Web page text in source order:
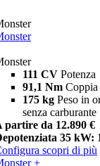
111 CV Potenza
91,1 Nm Coppia
175 kg Peso in
senza carburante
partire da 12.890 €
35 kW:
scopri di più
+